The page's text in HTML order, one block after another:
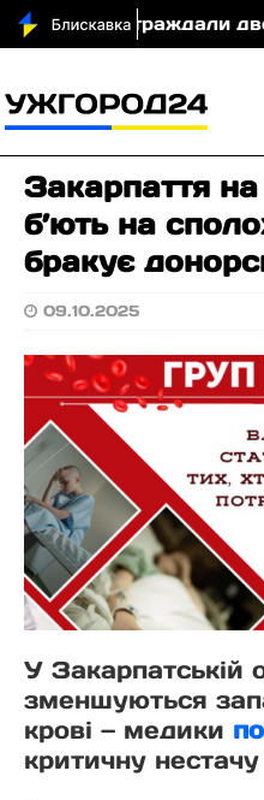
постраждали двоє
Закарпаття на
б’ють на
бракує
09.10.2025
У Закарпатській
зменшуються
крові — медики
критичну нестачу